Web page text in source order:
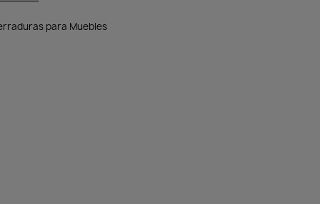
para Muebles